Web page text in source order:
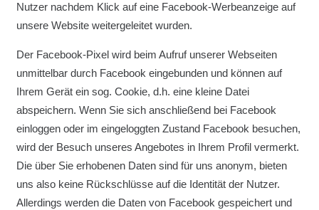
Nutzer nachdem Klick auf eine Facebook-Werbeanzeige auf
unsere Website weitergeleitet wurden.
Der Facebook-Pixel wird beim Aufruf unserer Webseiten
unmittelbar durch Facebook eingebunden und können auf
Ihrem Gerät ein sog. Cookie, d.h. eine kleine Datei
abspeichern. Wenn Sie sich anschließend bei Facebook
einloggen oder im eingeloggten Zustand Facebook besuchen,
wird der Besuch unseres Angebotes in Ihrem Profil vermerkt.
Die über Sie erhobenen Daten sind für uns anonym, bieten
uns also keine Rückschlüsse auf die Identität der Nutzer.
Allerdings werden die Daten von Facebook gespeichert und